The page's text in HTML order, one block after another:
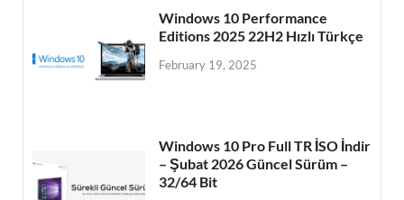
Windows 10 Performance
Editions 2025 22H2 Hızlı Türkçe
February 19, 2025
Windows 10 Pro Full TR İSO İndir
– Şubat 2026 Güncel Sürüm –
32/64 Bit